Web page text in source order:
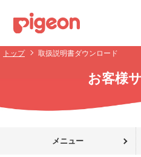
トップ 取扱説明書ダウンロード
お客様
メニュー